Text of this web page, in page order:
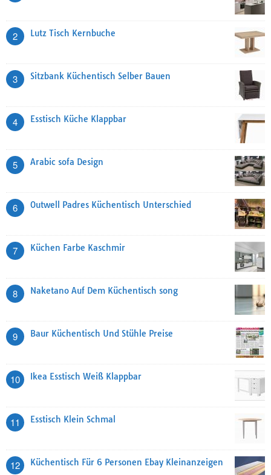
2 Lutz Tisch Kernbuche
3 Sitzbank Küchentisch Selber Bauen
4 Esstisch Küche Klappbar
5 Arabic sofa Design
6 Outwell Padres Küchentisch Unterschied
7 Küchen Farbe Kaschmir
8 Naketano Auf Dem Küchentisch song
9 Baur Küchentisch Und Stühle Preise
10 Ikea Esstisch Weiß Klappbar
11 Esstisch Klein Schmal
12 Küchentisch Für 6 Personen Ebay Kleinanzeigen